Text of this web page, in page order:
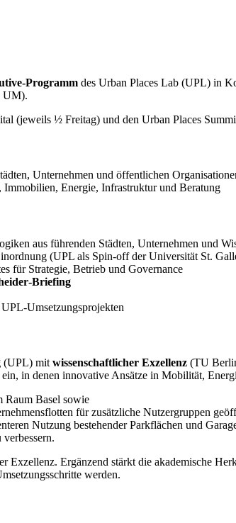
Programm des Urban Places Lab (UPL) in
UM).
(jeweils ½ Freitag) und den Urban Places
Unternehmen und öffentlichen
Energie, Infrastruktur und Beratung
aus führenden Städten, Unternehmen und
(UPL als Spin-off der Universität St.
für Strategie, Betrieb und Governance
Umsetzungsprojekten
(UPL) mit wissenschaftlicher Exzellenz (TU
in denen innovative Ansätze in Mobilität,
Raum Basel sowie
für zusätzliche Nutzergruppen
Nutzung bestehender Parkflächen und
Ergänzend stärkt die akademische
werden.